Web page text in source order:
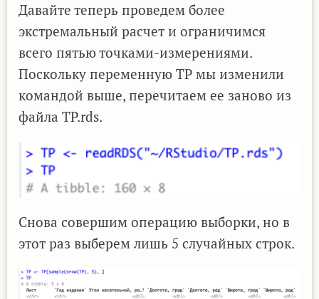
Давайте теперь проведем более
экстремальный расчет и ограничимся
всего пятью точками-измерениями.
Поскольку переменную TP мы изменили
командой выше, перечитаем ее заново из
файла TP.rds.
Снова совершим операцию выборки, но в
этот раз выберем лишь 5 случайных строк.